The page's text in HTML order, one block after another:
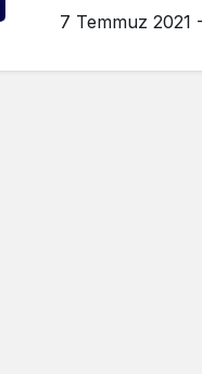
7 Temmuz 2021